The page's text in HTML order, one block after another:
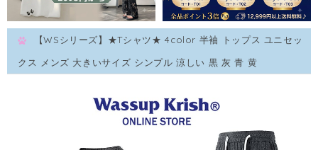
【WSシリーズ】★Tシャツ★ 4color 半袖 トップス ユニセッ
クス メンズ 大きいサイズ シンプル 涼しい 黒 灰 青 黄